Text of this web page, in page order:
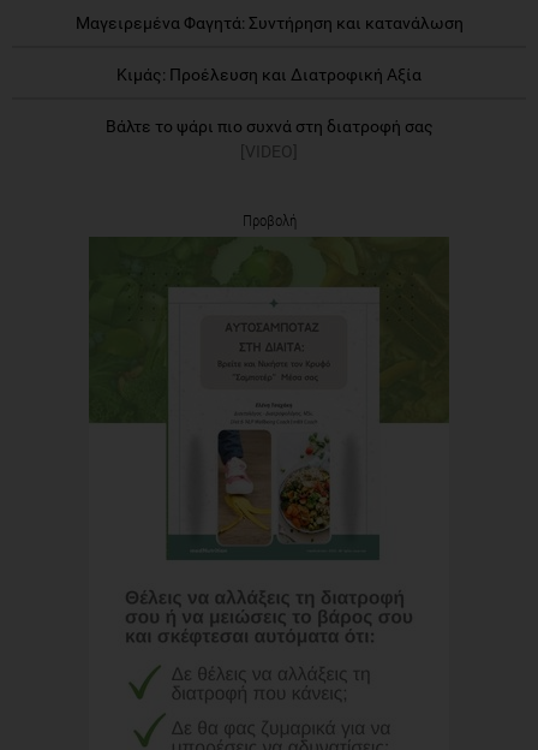
Μαγειρεμένα Φαγητά: Συντήρηση και κατανάλωση
Κιμάς: Προέλευση και Διατροφική Αξία
Βάλτε το ψάρι πιο συχνά στη διατροφή σας
[VIDEO]
Προβολή